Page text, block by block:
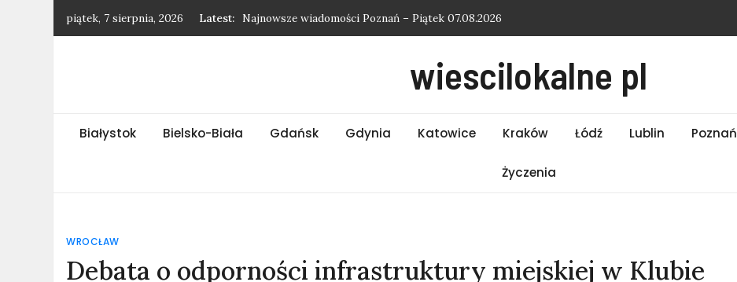
piątek, 7 sierpnia, 2026 Latest:
Najnowsze wiadomości Poznań – Piątek 07.08.2026
Najnowsze wiadomości Gdynia – Piątek 07.08.2026
Najnowsze wiadomości Kraków – Piątek 07.08.2026wiescilokalne pl
Białystok Bielsko-Biała Gdańsk Gdynia Katowice Kraków Łódź Lublin Poznań
Życzenia
WROCŁAW
Debata o odporności infrastruktury miejskiej w Klubie